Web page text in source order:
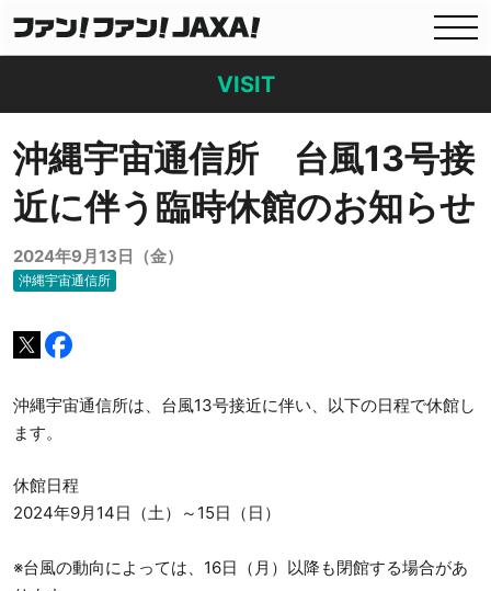
VISIT
沖縄宇宙通信所 台風13号接
近に伴う臨時休館のお知らせ
2024年9月13日（金）
沖縄宇宙通信所
沖縄宇宙通信所は、台風13号接近に伴い、以下の日程で休館し
ます。
休館日程
2024年9月14日（土）～15日（日）
※台風の動向によっては、16日（月）以降も閉館する場合があ